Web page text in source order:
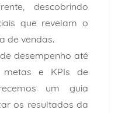
descobrindo
que revelam o
de vendas.
desempenho até
metas e KPIs de
um guia
os resultados da